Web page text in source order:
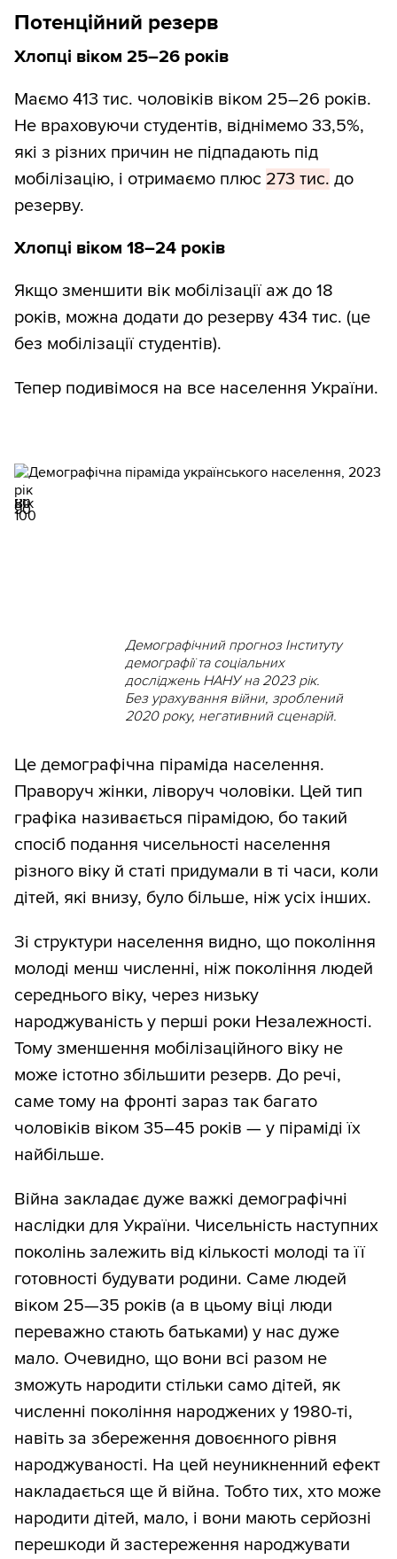
Потенційний резерв
Хлопці віком 25–26 років
Маємо 413 тис. чоловіків віком 25–26 років.
Не враховуючи студентів, віднімемо 33,5%,
які з різних причин не підпадають під
мобілізацію, і отримаємо плюс 273 тис. до
резерву.
Хлопці віком 18–24 років
Якщо зменшити вік мобілізації аж до 18
років, можна додати до резерву 434 тис. (це
без мобілізації студентів).
Тепер подивімося на все населення України.
20
30
40
50
60
70
80
90
100
Вік
Кількість жінок, тис.
Демографічний прогноз Інституту
демографії та соціальних
досліджень НАНУ на 2023 рік.
Без урахування війни, зроблений
2020 року, негативний сценарій.
Це демографічна піраміда населення.
Праворуч жінки, ліворуч чоловіки. Цей тип
графіка називається пірамідою, бо такий
спосіб подання чисельності населення
різного віку й статі придумали в ті часи, коли
дітей, які внизу, було більше, ніж усіх інших.
Зі структури населення видно, що покоління
молоді менш численні, ніж покоління людей
середнього віку, через низьку
народжуваність у перші роки Незалежності.
Тому зменшення мобілізаційного віку не
може істотно збільшити резерв. До речі,
самe тому на фронті зараз так багато
чоловіків віком 35–45 років — у піраміді їх
найбільше.
Війна закладає дуже важкі демографічні
наслідки для України. Чисельність наступних
поколінь залежить від кількості молоді та її
готовності будувати родини. Саме людей
віком 25—35 років (а в цьому віці люди
переважно стають батьками) у нас дуже
мало. Очевидно, що вони всі разом не
зможуть народити стільки само дітей, як
численні покоління народжених у 1980-ті,
навіть за збереження довоєнного рівня
народжуваності. На цей неуникненний ефект
накладається ще й війна. Тобто тих, хто може
народити дітей, мало, і вони мають серйозні
перешкоди й застереження народжувати